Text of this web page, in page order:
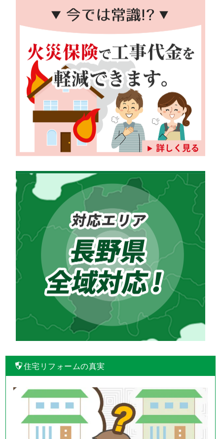
住宅リフォームの真実